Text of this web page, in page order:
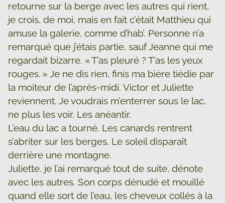
retourne sur la berge avec les autres qui rient,
je crois, de moi, mais en fait c’était Matthieu qui
amuse la galerie, comme d’hab’. Personne n’a
remarqué que j’étais partie, sauf Jeanne qui me
regardait bizarre. « T’as pleuré ? T’as les yeux
rouges. » Je ne dis rien, finis ma bière tiédie par
la moiteur de l’après-midi. Victor et Juliette
reviennent. Je voudrais m’enterrer sous le lac,
ne plus les voir. Les anéantir.
L’eau du lac a tourné. Les canards rentrent
s’abriter sur les berges. Le soleil disparaît
derrière une montagne.
Juliette, je l’ai remarqué tout de suite, dénote
avec les autres. Son corps dénudé et mouillé
quand elle sort de l’eau, les cheveux collés à la